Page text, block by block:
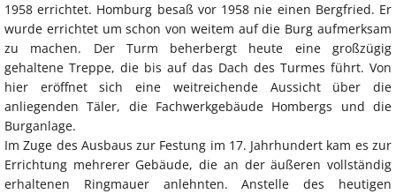
1958 errichtet. Homburg besaß vor 1958 nie einen Bergfried. Er
wurde errichtet um schon von weitem auf die Burg aufmerksam
zu machen. Der Turm beherbergt heute eine großzügig
gehaltene Treppe, die bis auf das Dach des Turmes führt. Von
hier eröffnet sich eine weitreichende Aussicht über die
anliegenden Täler, die Fachwerkgebäude Hombergs und die
Burganlage.
Im Zuge des Ausbaus zur Festung im 17. Jahrhundert kam es zur
Errichtung mehrerer Gebäude, die an der äußeren vollständig
erhaltenen Ringmauer anlehnten. Anstelle des heutigen